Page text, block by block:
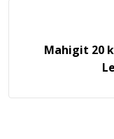
Mahigit 20